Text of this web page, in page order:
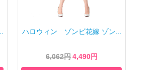
ハロウィン ゾンビ花嫁 ゾン...
6,062円4,490円